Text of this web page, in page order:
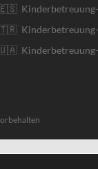
Kinderbetreuung-
Kinderbetreuung-
Kinderbetreuung-